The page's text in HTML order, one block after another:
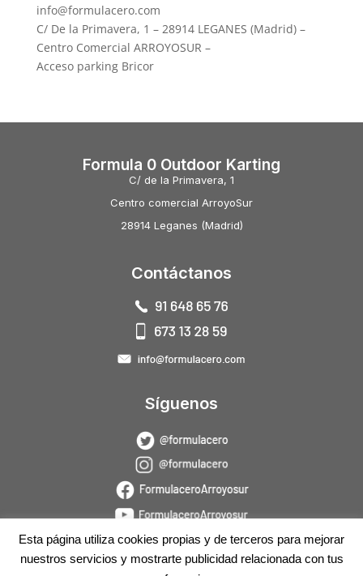
info@formulacero.com
C/ De la Primavera, 1 – 28914 LEGANES (Madrid) –
Centro Comercial ARROYOSUR –
Acceso parking Bricor
Formula 0 Outdoor Karting
C/ de la Primavera, 1
Centro comercial ArroyoSur
28914 Leganes (Madrid)
Contáctanos
Síguenos
Esta página utiliza cookies propias y de terceros para mejorar
nuestros servicios y mostrarte publicidad relacionada con tus